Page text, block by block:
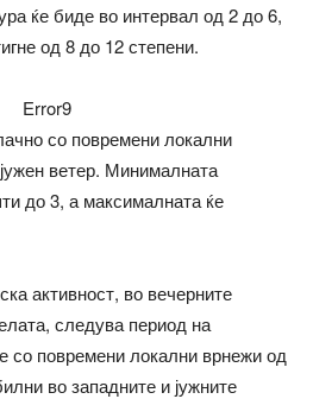
ќе биде во интервал од 2 до 6,
од 8 до 12 степени.
Error9
со повремени локални
ветер. Минималната
до 3, а максималната ќе
активност, во вечерните
следува период на
со повремени локални врнежи од
во западните и јужните